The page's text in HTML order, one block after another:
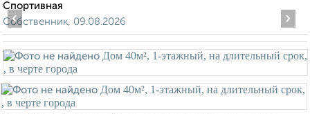
Спортивная
Собственник, 09.08.2026
‹ ›